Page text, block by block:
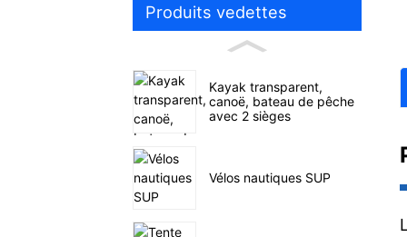
Produits vedettes
Kayak transparent,
canoë, bateau de pêche
avec 2 sièges
Vélos nautiques SUP